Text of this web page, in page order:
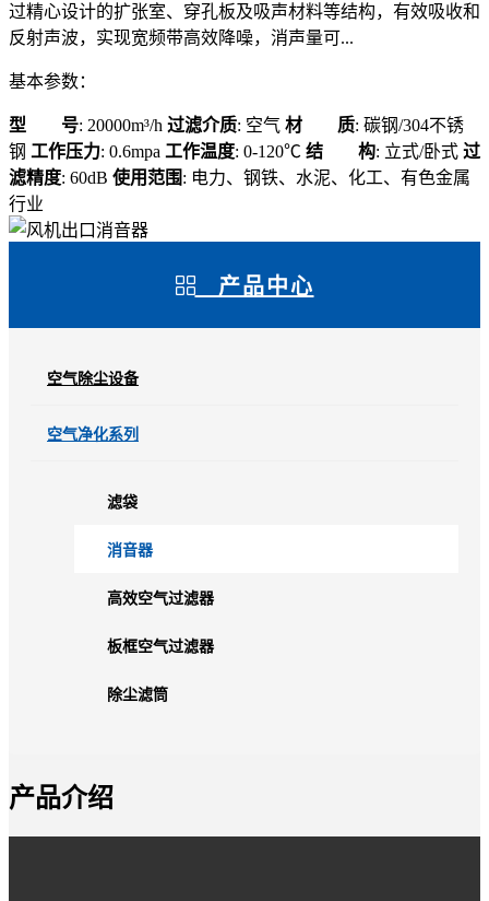
过精心设计的扩张室、穿孔板及吸声材料等结构，有效吸收和
反射声波，实现宽频带高效降噪，消声量可...
基本参数：
型 号: 20000m³/h 过滤介质: 空气 材 质: 碳钢/304不锈
钢 工作压力: 0.6mpa 工作温度: 0-120℃ 结 构: 立式/卧式 过
滤精度: 60dB 使用范围: 电力、钢铁、水泥、化工、有色金属
行业
产品中心
空气除尘设备
空气净化系列
滤袋
消音器
高效空气过滤器
板框空气过滤器
除尘滤筒
产品介绍